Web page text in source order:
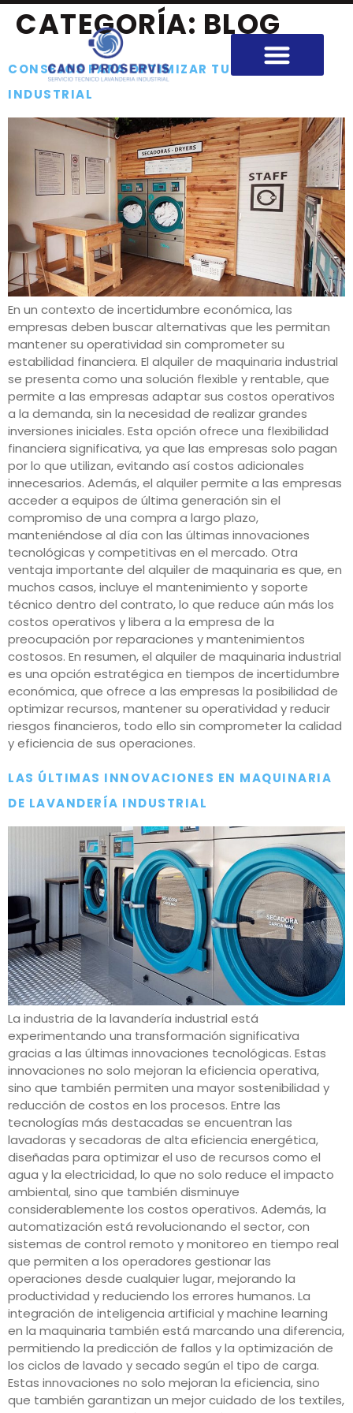
CATEGORÍA: BLOG
CONSEJOS PARA OPTIMIZAR TU SECADORA
INDUSTRIAL
En un contexto de incertidumbre económica, las
empresas deben buscar alternativas que les permitan
mantener su operatividad sin comprometer su
estabilidad financiera. El alquiler de maquinaria industrial
se presenta como una solución flexible y rentable, que
permite a las empresas adaptar sus costos operativos
a la demanda, sin la necesidad de realizar grandes
inversiones iniciales. Esta opción ofrece una flexibilidad
financiera significativa, ya que las empresas solo pagan
por lo que utilizan, evitando así costos adicionales
innecesarios. Además, el alquiler permite a las empresas
acceder a equipos de última generación sin el
compromiso de una compra a largo plazo,
manteniéndose al día con las últimas innovaciones
tecnológicas y competitivas en el mercado. Otra
ventaja importante del alquiler de maquinaria es que, en
muchos casos, incluye el mantenimiento y soporte
técnico dentro del contrato, lo que reduce aún más los
costos operativos y libera a la empresa de la
preocupación por reparaciones y mantenimientos
costosos. En resumen, el alquiler de maquinaria industrial
es una opción estratégica en tiempos de incertidumbre
económica, que ofrece a las empresas la posibilidad de
optimizar recursos, mantener su operatividad y reducir
riesgos financieros, todo ello sin comprometer la calidad
y eficiencia de sus operaciones.
LAS ÚLTIMAS INNOVACIONES EN MAQUINARIA
DE LAVANDERÍA INDUSTRIAL
La industria de la lavandería industrial está
experimentando una transformación significativa
gracias a las últimas innovaciones tecnológicas. Estas
innovaciones no solo mejoran la eficiencia operativa,
sino que también permiten una mayor sostenibilidad y
reducción de costos en los procesos. Entre las
tecnologías más destacadas se encuentran las
lavadoras y secadoras de alta eficiencia energética,
diseñadas para optimizar el uso de recursos como el
agua y la electricidad, lo que no solo reduce el impacto
ambiental, sino que también disminuye
considerablemente los costos operativos. Además, la
automatización está revolucionando el sector, con
sistemas de control remoto y monitoreo en tiempo real
que permiten a los operadores gestionar las
operaciones desde cualquier lugar, mejorando la
productividad y reduciendo los errores humanos. La
integración de inteligencia artificial y machine learning
en la maquinaria también está marcando una diferencia,
permitiendo la predicción de fallos y la optimización de
los ciclos de lavado y secado según el tipo de carga.
Estas innovaciones no solo mejoran la eficiencia, sino
que también garantizan un mejor cuidado de los textiles,